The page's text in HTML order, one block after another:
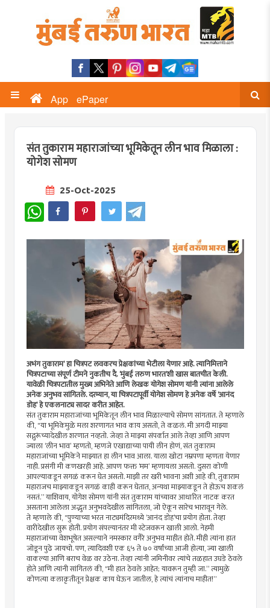
App ePaper
संत तुकाराम महाराजांच्या भूमिकेतून लीन भाव मिळाला :
योगेश सोमण
25-Oct-2025
WhatsApp
अभंग तुकाराम’ हा चित्रपट लवकरच प्रेक्षकांच्या भेटीला येणार आहे. त्यानिमित्ताने
चित्रपटाच्या संपूर्ण टीमने नुकतीच दै. ‘मुंबई तरुण भारत’शी खास बातचीत केली.
यावेळी चित्रपटातील मुख्य अभिनेते आणि लेखक योगेश सोमण यांनी त्यांना आलेले
अनेक अनुभव सांगितले. दरम्यान, या चित्रपटापूर्वी योगेश सोमण हे अनेक वर्षे ‘आनंद
डोह’ हे एकलनाट्य सादर करीत आहेत.
संत तुकाराम महाराजांच्या भूमिकेतून लीन भाव मिळाल्याचे सोमण सांगतात. ते म्हणाले
की, "या भूमिकेमुळे मला शरणागत भाव काय असतो, ते कळलं. मी अगदी माझ्या
सद्गुरूंच्यादेखील शरणात नव्हतो. जेव्हा ते माझ्या संपर्कात आले तेव्हा आणि आपण
ज्याला ‘लीन भाव’ म्हणतो, म्हणजे एखाद्याच्या पायी लीन होणं, संत तुकाराम
महाराजांच्या भूमिकेने माझ्यात हा लीन भाव आला. याला खोटा नम्रपणा म्हणता येणार
नाही. प्रसंगी मी कणखरही आहे. आपण फक्त ‘मम’ म्हणायला असतो. दुसरा कोणी
आपल्याकडून सगळं करून घेत असतो. माझी तर खरी भावना अशी आहे की, तुकाराम
महाराजच माझ्याकडून सगळं काही करून घेतात, अन्यथा माझ्याकडून ते होऊच शकलं
नसतं.” याशिवाय, योगेश सोमण यांनी संत तुकाराम यांच्यावर आधारित नाटक करत
असताना आलेला अद्भुत अनुभवदेखील सांगितला, जो ऐकून सारेच भारावून गेले.
ते म्हणाले की, "पुण्याच्या भरत नाट्यमंदिरमध्ये ‘आनंद डोह’चा प्रयोग होता. तेव्हा
वारीदेखील सुरू होती. प्रयोग संपल्यानंतर मी स्टेजवरून खाली आलो. नेहमी
महाराजांच्या वेशभूषेत असल्याने नमस्कार वगैरे अनुभव माहीत होते. मीही त्यांना हात
जोडून पुढे जायचो. पण, त्यादिवशी एक ६५ ते ७० वर्षांच्या आजी होत्या, ज्या खाली
वाकल्या आणि बराच वेळ वर उठेना. तेव्हा त्यांनी जमिनीवर त्यांचे तळहात उघडे ठेवले
होते आणि त्यांनी सांगितलं की, "मी हात ठेवले आहेत; यावरून तुम्ही जा.” त्यामुळे
कोणत्या कलाकृतीतून प्रेक्षक काय घेऊन जातील, हे त्यांचं त्यांनाच माहीत!”